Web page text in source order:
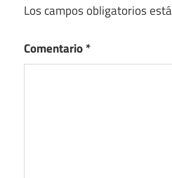
Los campos obligatorios
Comentario*